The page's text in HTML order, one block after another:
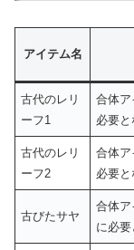
アイテム名
古代のレリ
ーフ1
合体ア
必要と
古代のレリ
ーフ2
合体ア
必要と
古びたサヤ
合体
に必要